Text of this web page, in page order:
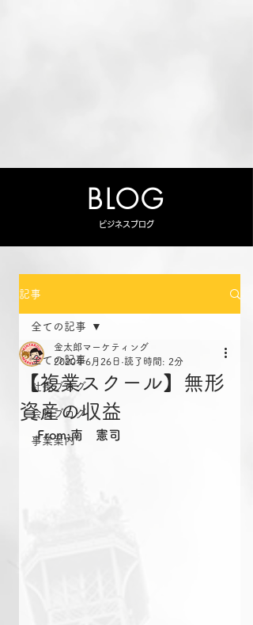
BLOG
ビジネスブログ
記事
全ての記事
社長ブログ
会長ブログ
事業案内
全ての記事
【複業スクール】無形
資産の収益
金太郎マーケティング
2020年6月26日 読了時間: 2分
From:南　憲司